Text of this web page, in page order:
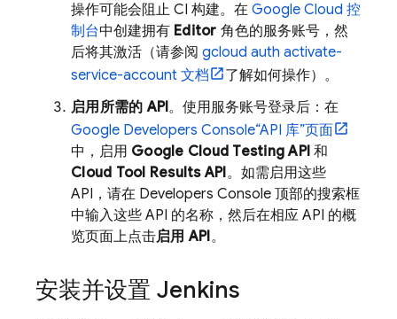
操作可能会阻止 CI 构建。在 Google Cloud 控
制台中创建拥有 Editor 角色的服务账号，然
后将其激活（请参阅 gcloud auth activate-
service-account 文档
了解如何操作）。
启用所需的 API。使用服务账号登录后：在
Google Developers Console“API 库”页面
中，启用 Google Cloud Testing API 和
Cloud Tool Results API。如需启用这些
API，请在 Developers Console 顶部的搜索框
中输入这些 API 的名称，然后在相应 API 的概
览页面上点击启用 API。
安装并设置 Jenkins